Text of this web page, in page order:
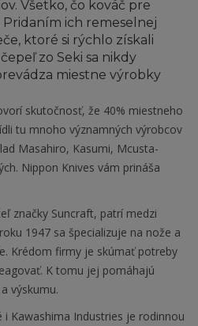
Všetko, čo kováč pre
ich remeselnej
ktoré si rýchlo získali
zo Seki sa nikdy
miestne výrobky
skutočnosť, že 40% miestneho
tu mnoho významných výrobcov
Masahiro, Kasumi, Mcusta-
Nippon Knives vám prináša
značky Suncraft, patrí medzi
1947 sa špecializuje na nože a
Krédom firmy je skúmať potreby
K tomu jej pomáhajú
výskumu.
i Kawashima Industries je rodinnou